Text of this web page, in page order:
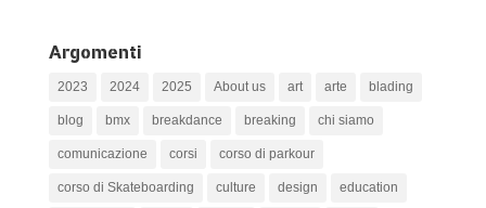
Argomenti
2023 2024 2025 About us art arte blading
blog bmx breakdance breaking chi siamo
comunicazione corsi corso di parkour
corso di Skateboarding culture design education